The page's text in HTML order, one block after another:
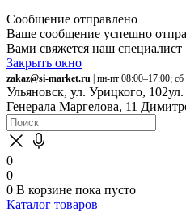
Сообщение отправлено
Ваше сообщение успешно
Вами свяжется наш специалист
Закрыть окно
zakaz@si-market.ru | пн-пт 08:00–17:00;
Ульяновск, ул. Урицкого, 102
Генерала Маргелова, 11
0
0
0 В корзине пока пусто
Каталог товаров